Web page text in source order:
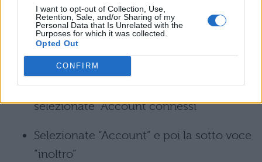
I want to opt-out of Collection, Use,
Retention, Sale, and/or Sharing of my
Personal Data that Is Unrelated with the
Purposes for which it was collected.
Opted Out
CONFIRM
Per, invece, fare in modo che le vostre email
siano reindirizzateda un account Outlook
a Gmail, i passaggi sono i seguenti:
Cliccate sull’icona a forma di rotella e
selezionate “Account connessi”
Selezionate “Account” e poi la sotto voce
“inoltro”